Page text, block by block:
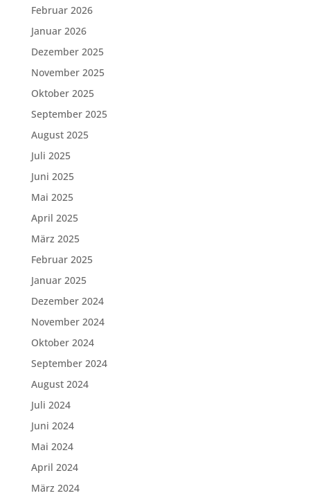
Februar 2026
Januar 2026
Dezember 2025
November 2025
Oktober 2025
September 2025
August 2025
Juli 2025
Juni 2025
Mai 2025
April 2025
März 2025
Februar 2025
Januar 2025
Dezember 2024
November 2024
Oktober 2024
September 2024
August 2024
Juli 2024
Juni 2024
Mai 2024
April 2024
März 2024